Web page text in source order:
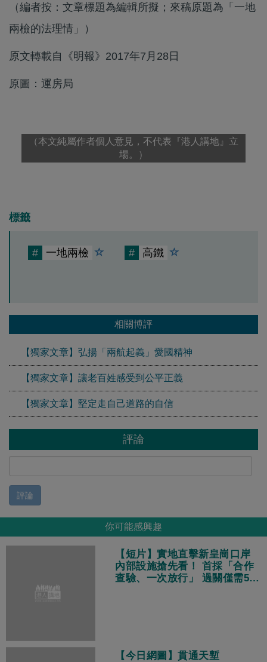
（編者按：文章標題為編輯所擬；來稿原題為「一地
兩檢的法理情」）
原文轉載自《明報》2017年7月28日
原圖：運房局
（本文純屬作者個人意見，不代表『港人講地』立
場。）
標籤
# 一地兩檢 # 高鐵
相關博評
【獨家文章】弘揚「兩航起義」愛國精神
【獨家文章】讓老百姓感受到公平正義
【獨家文章】堅定走自己道路的自信
評論
評論
你可能感興趣
【短片】實地直擊新皇崗口岸
內部設施搶先看！ 首採「合作
查驗、一次放行」 過關僅需5分
【今日網圖】貫通天塹